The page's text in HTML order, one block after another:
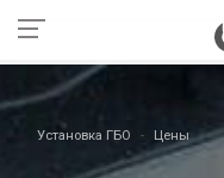
Установка ГБО Цены